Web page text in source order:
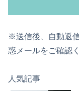
※送信後、自動返
惑メールをご確認
人気記事